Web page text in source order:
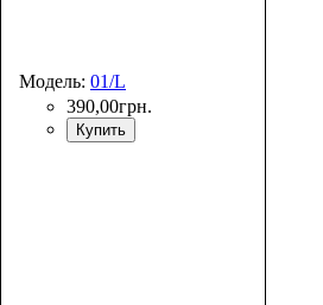
Модель: 01/L
390,00грн.
Купить